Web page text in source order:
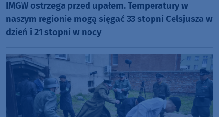
IMGW ostrzega przed upałem. Temperatury w
naszym regionie mogą sięgać 33 stopni Celsjusza w
dzień i 21 stopni w nocy